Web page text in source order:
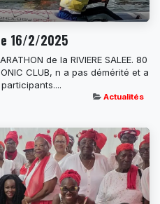
16/2/2025
de la RIVIERE SALEE. 80
CLUB, n a pas démérité et a
Actualités